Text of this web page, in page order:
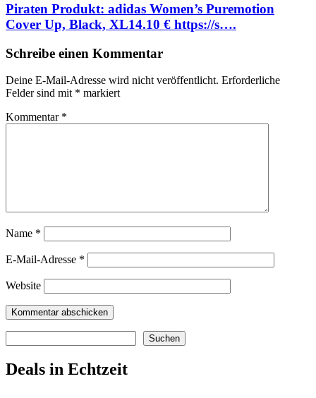
Piraten Produkt: adidas Women’s Puremotion
Cover Up, Black, XL14.10 € https://s….
Schreibe einen Kommentar
Deine E-Mail-Adresse wird nicht veröffentlicht. Erforderliche
Felder sind mit * markiert
Kommentar *
Name *
E-Mail-Adresse *
Website
Suchen
Deals in Echtzeit